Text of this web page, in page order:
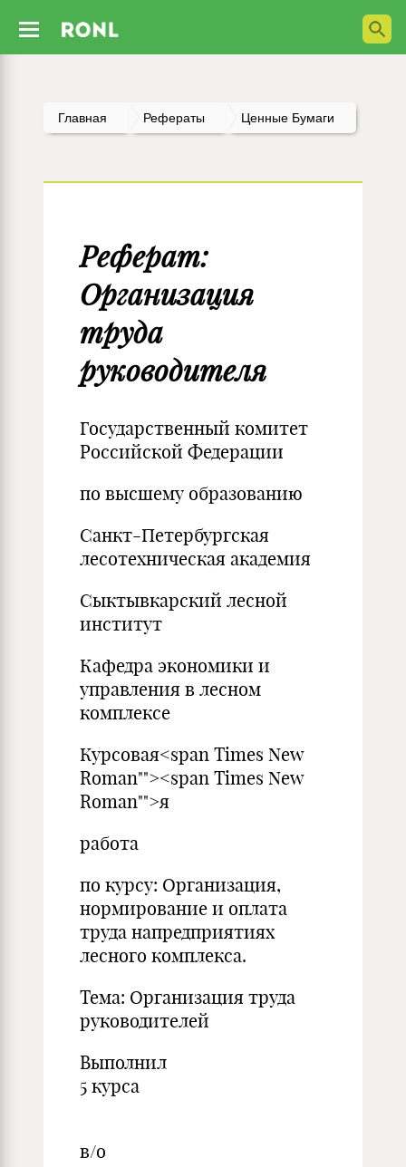
Главная Рефераты Ценные Бумаги
Реферат:
Организация
труда
руководителя
Государственный комитет
Российской Федерации
по высшему образованию
Санкт-Петербургская
лесотехническая академия
Сыктывкарский лесной
институт
Кафедра экономики и
управления в лесном
комплексе
Курсовая<span Times New
Roman""><span Times New
Roman"">я
работа
по курсу: Организация,
нормирование и оплата
труда напредприятиях
лесного комплекса.
Тема: Организация труда
руководителей
Выполнил
5 курса
в/о